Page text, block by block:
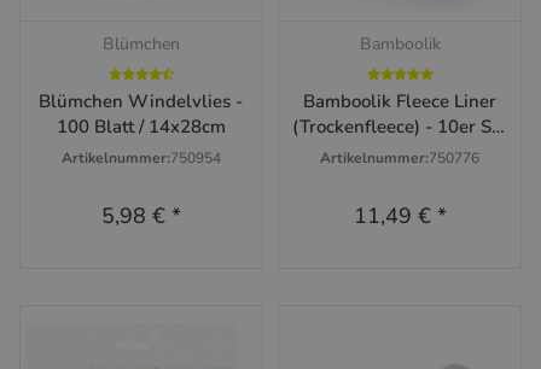
Blümchen
Blümchen Windelvlies -
100 Blatt / 14x28cm
Artikelnummer:750954
5,98 € *
Bamboolik
Bamboolik Fleece Liner
(Trockenfleece) - 10er Set
14x30cm
Artikelnummer:750776
11,49 € *